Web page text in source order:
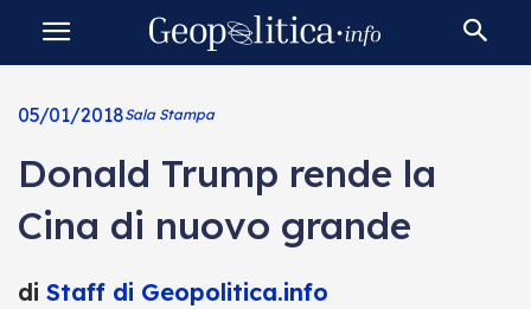
05/01/2018Sala Stampa
Donald Trump rende la
Cina di nuovo grande
di Staff di Geopolitica.info